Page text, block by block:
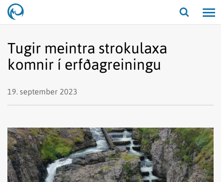
Opna/
Tugir meintra strokulaxa
komnir í erfðagreiningu
19. september 2023